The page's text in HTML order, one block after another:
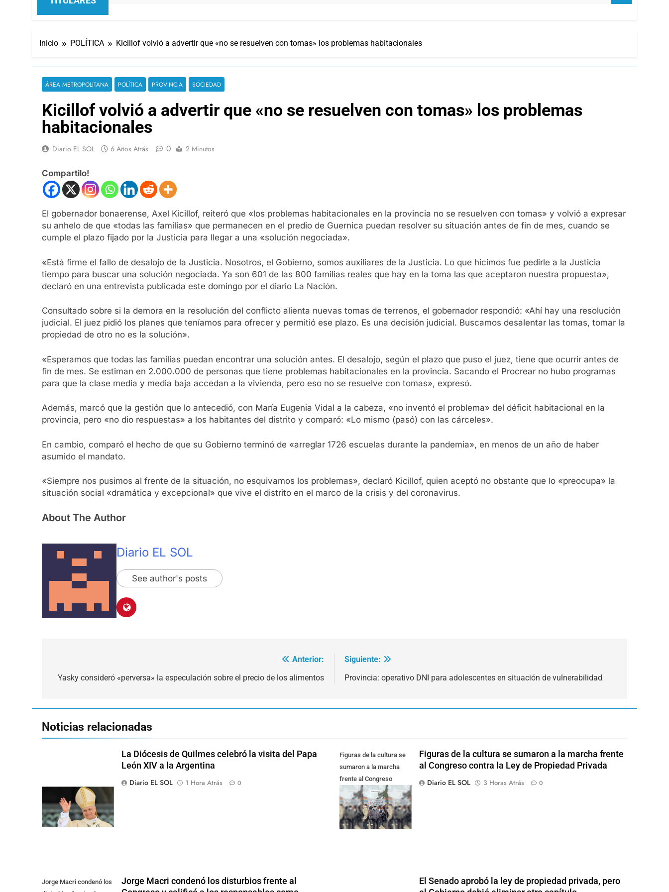
Inicio POLÍTICA Kicillof volvió a advertir que «no se resuelven con tomas» los problemas habitacionales
ÁREA METROPOLITANA POLÍTICA PROVINCIA SOCIEDAD
Kicillof volvió a advertir que «no se resuelven con tomas» los problemas
habitacionales
Diario EL SOL 6 Años Atrás 0 2 Minutos
Compartilo!
El gobernador bonaerense, Axel Kicillof, reiteró que «los problemas habitacionales en la provincia no se resuelven con tomas» y volvió a expresar
su anhelo de que «todas las familias» que permanecen en el predio de Guernica puedan resolver su situación antes de fin de mes, cuando se
cumple el plazo fijado por la Justicia para llegar a una «solución negociada».
«Está firme el fallo de desalojo de la Justicia. Nosotros, el Gobierno, somos auxiliares de la Justicia. Lo que hicimos fue pedirle a la Justicia
tiempo para buscar una solución negociada. Ya son 601 de las 800 familias reales que hay en la toma las que aceptaron nuestra propuesta»,
declaró en una entrevista publicada este domingo por el diario La Nación.
Consultado sobre si la demora en la resolución del conflicto alienta nuevas tomas de terrenos, el gobernador respondió: «Ahí hay una resolución
judicial. El juez pidió los planes que teníamos para ofrecer y permitió ese plazo. Es una decisión judicial. Buscamos desalentar las tomas, tomar la
propiedad de otro no es la solución».
«Esperamos que todas las familias puedan encontrar una solución antes. El desalojo, según el plazo que puso el juez, tiene que ocurrir antes de
fin de mes. Se estiman en 2.000.000 de personas que tiene problemas habitacionales en la provincia. Sacando el Procrear no hubo programas
para que la clase media y media baja accedan a la vivienda, pero eso no se resuelve con tomas», expresó.
Además, marcó que la gestión que lo antecedió, con María Eugenia Vidal a la cabeza, «no inventó el problema» del déficit habitacional en la
provincia, pero «no dio respuestas» a los habitantes del distrito y comparó: «Lo mismo (pasó) con las cárceles».
En cambio, comparó el hecho de que su Gobierno terminó de «arreglar 1726 escuelas durante la pandemia», en menos de un año de haber
asumido el mandato.
«Siempre nos pusimos al frente de la situación, no esquivamos los problemas», declaró Kicillof, quien aceptó no obstante que lo «preocupa» la
situación social «dramática y excepcional» que vive el distrito en el marco de la crisis y del coronavirus.
About The Author
Diario EL SOL
See author's posts
de
Anterior:
Yasky consideró «perversa» la especulación sobre el precio de los alimentos
Siguiente:
Provincia: operativo DNI para adolescentes en situación de vulnerabilidad
Noticias relacionadas
La Diócesis de Quilmes celebró la visita del Papa
León XIV a la Argentina
Diario EL SOL
1 Hora Atrás 0
Figuras de la cultura se
sumaron a la marcha
frente al Congreso
contra la Ley de
Propiedad Privada
Figuras de la cultura se sumaron a la marcha frente
al Congreso contra la Ley de Propiedad Privada
Diario EL SOL
3 Horas Atrás 0
Jorge Macri condenó los
Jorge Macri condenó los disturbios frente al
El Senado aprobó la ley de propiedad privada, pero